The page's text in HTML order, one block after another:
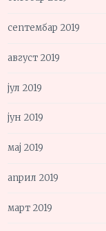
септембар 2019
август 2019
јул 2019
јун 2019
мај 2019
април 2019
март 2019